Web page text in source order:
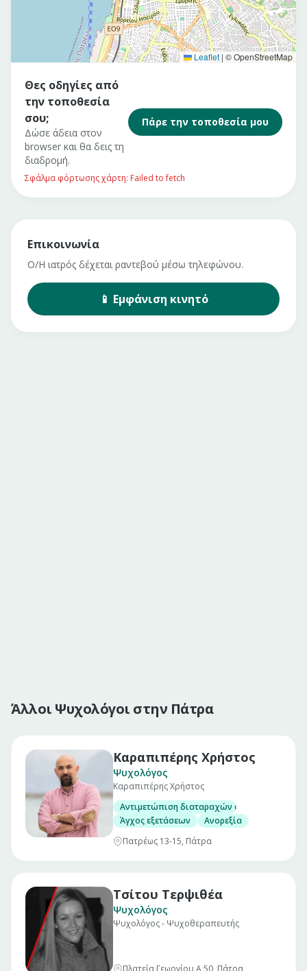
Leaflet | © OpenStreetMap
Θες οδηγίες από
την τοποθεσία
σου;
Δώσε άδεια στον
browser και θα δεις τη
διαδρομή.
Πάρε την τοποθεσία μου
Σφάλμα φόρτωσης χάρτη: Failed to fetch
Επικοινωνία
Ο/Η ιατρός δέχεται ραντεβού μέσω τηλεφώνου.
📱 Εμφάνιση κινητό
Άλλοι Ψυχολόγοι στην Πάτρα
Καραπιπέρης Χρήστος
Ψυχολόγος
Καραπιπέρης Χρήστος
Αντιμετώπιση διαταραχών όπως
Άγχος εξετάσεων
Ανορεξία
Πατρέως 13-15, Πάτρα
Τσίτου Τερψιθέα
Ψυχολόγος
Ψυχολόγος - Ψυχοθεραπευτής
Πλατεία Γεωργίου Α 50, Πάτρα